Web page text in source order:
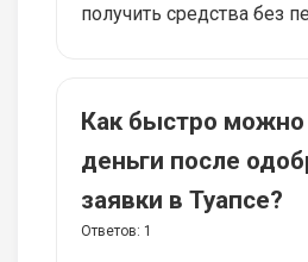
получить средства без
Как быстро можно
деньги после
заявки в Туапсе?
Ответов: 1